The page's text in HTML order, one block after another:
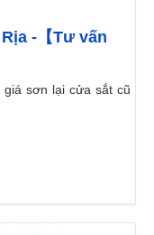
-【Tư vấn
sơn lại cửa sắt cũ